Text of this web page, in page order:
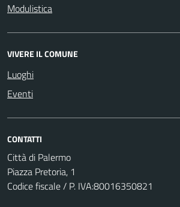
Modulistica
VIVERE IL COMUNE
Luoghi
Eventi
CONTATTI
Città di Palermo
Piazza Pretoria, 1
Codice fiscale / P. IVA:80016350821